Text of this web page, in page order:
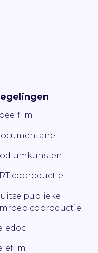
coproductie
publieke
coproductie